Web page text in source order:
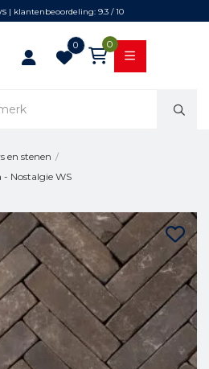
| klantenbeoordeling: 9.3 / 10
0 0
en stenen /
- Nostalgie WS